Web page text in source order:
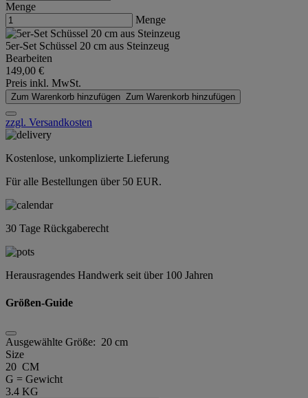
Menge
Menge
5er-Set Schüssel 20 cm aus Steinzeug
Bearbeiten
149,00 €
Preis inkl. MwSt.
Zum Warenkorb hinzufügen Zum Warenkorb hinzufügen
zzgl. Versandkosten
Kostenlose, unkomplizierte Lieferung
Für alle Bestellungen über 50 EUR.
30 Tage Rückgaberecht
Herausragendes Handwerk seit über 100 Jahren
Größen-Guide
Ausgewählte Größe: 20 cm
Size
20 CM
G = Gewicht
3.4 KG